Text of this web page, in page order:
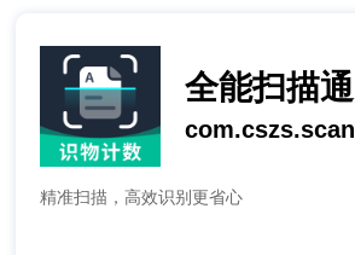
全能扫描通
com.cszs.scan
精准扫描，高效识别更省心